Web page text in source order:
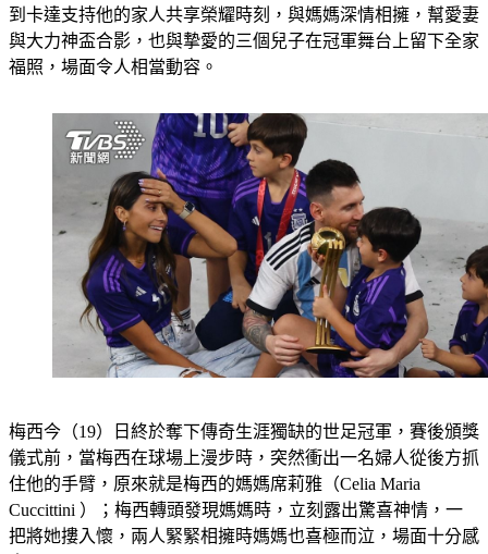
到卡達支持他的家人共享榮耀時刻，與媽媽深情相擁，幫愛妻
與大力神盃合影，也與摯愛的三個兒子在冠軍舞台上留下全家
福照，場面令人相當動容。
梅西今（19）日終於奪下傳奇生涯獨缺的世足冠軍，賽後頒獎
儀式前，當梅西在球場上漫步時，突然衝出一名婦人從後方抓
住他的手臂，原來就是梅西的媽媽席莉雅（Celia Maria
Cuccittini ）；梅西轉頭發現媽媽時，立刻露出驚喜神情，一
把將她摟入懷，兩人緊緊相擁時媽媽也喜極而泣，場面十分感